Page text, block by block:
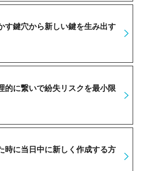
す鍵穴から新しい鍵を生み出す
的に繋いで紛失リスクを最小限
時に当日中に新しく作成する方